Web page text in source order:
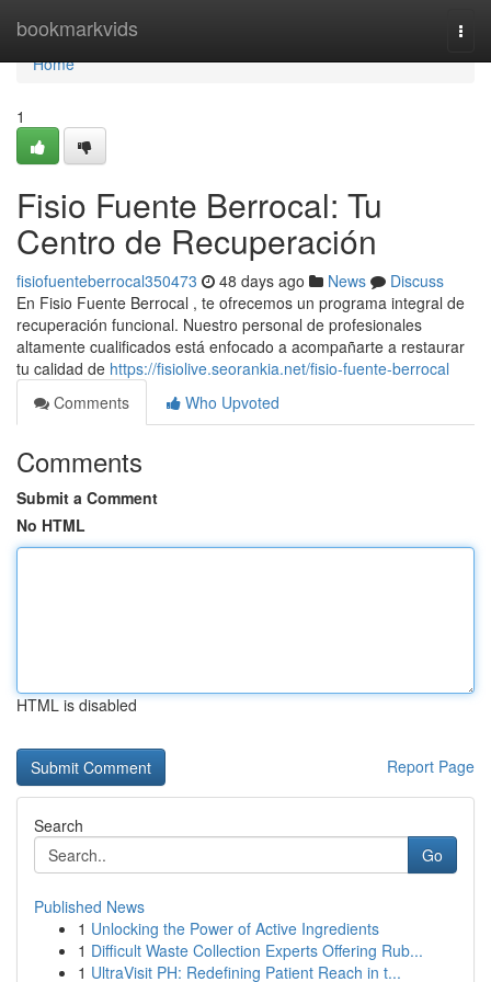
bookmarkvids
Home
Home
1
Fisio Fuente Berrocal: Tu
Centro de Recuperación
fisiofuenteberrocal350473 48 days ago News
Discuss
En Fisio Fuente Berrocal , te ofrecemos un programa integral de
recuperación funcional. Nuestro personal de profesionales
altamente cualificados está enfocado a acompañarte a restaurar
tu calidad de https://fisiolive.seorankia.net/fisio-fuente-berrocal
Comments
Who Upvoted
Comments
Submit a Comment
No HTML
HTML is disabled
Report Page
Search
Go
Published News
1 Unlocking the Power of Active Ingredients
1 Difficult Waste Collection Experts Offering Rub...
1 UltraVisit PH: Redefining Patient Reach in t...